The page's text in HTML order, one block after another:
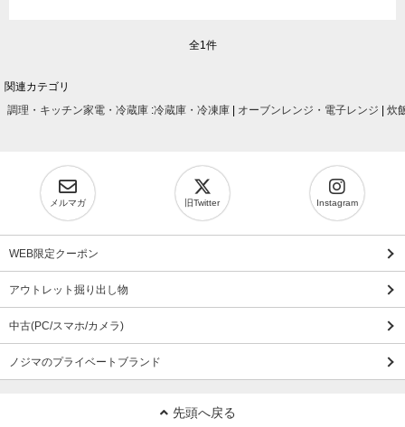
全1件
関連カテゴリ
調理・キッチン家電・冷蔵庫 :冷蔵庫・冷凍庫 オーブンレンジ・電子レンジ 炊
メルマガ 旧Twitter Instagram
WEB限定クーポン
アウトレット掘り出し物
中古(PC/スマホ/カメラ)
ノジマのプライベートブランド
先頭へ戻る